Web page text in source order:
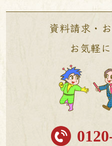
資料請求・
お気軽